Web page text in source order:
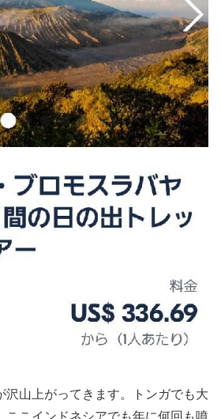
沢山上がってきます。トンガでも大
ここインドネシアでも年に何回も噴